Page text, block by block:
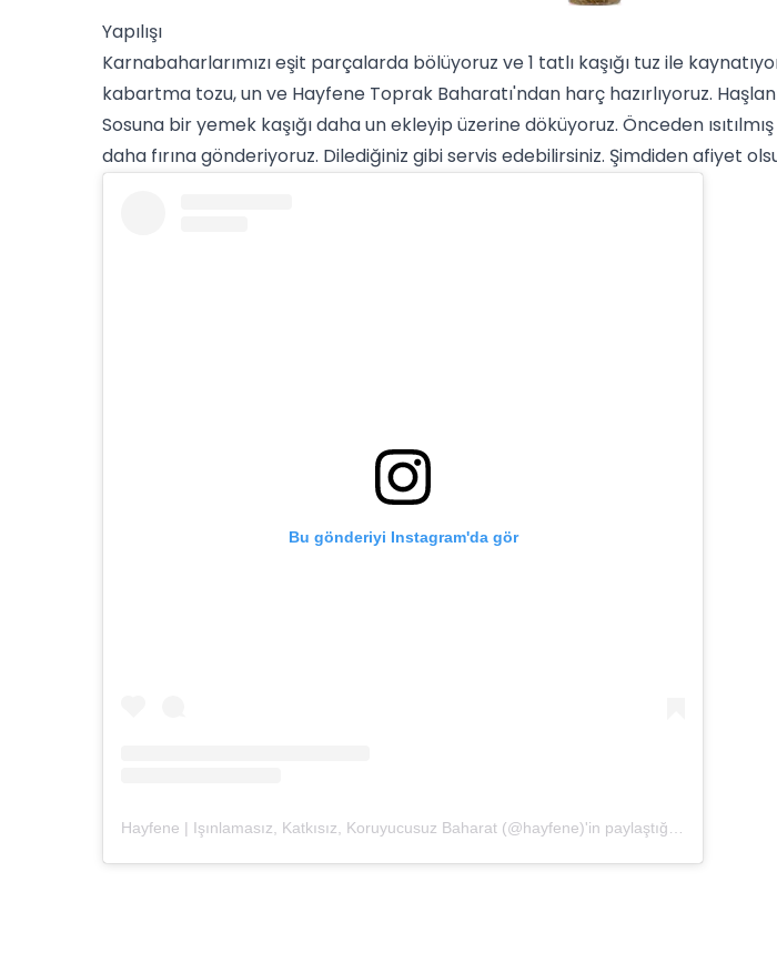
Yapılışı
Karnabaharlarımızı eşit parçalarda bölüyoruz ve 1 tatlı kaşığı tuz ile
kabartma tozu, un ve Hayfene Toprak Baharatı'ndan harç hazırlıyoruz.
Sosuna bir yemek kaşığı daha un ekleyip üzerine döküyoruz. Önceden
daha fırına gönderiyoruz. Dilediğiniz gibi servis edebilirsiniz. Şimdiden afiyet
Bu gönderiyi Instagram'da gör